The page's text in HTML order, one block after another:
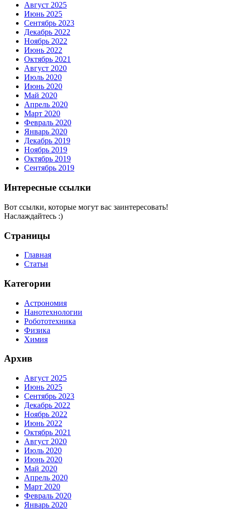
Август 2025
Июнь 2025
Сентябрь 2023
Декабрь 2022
Ноябрь 2022
Июнь 2022
Октябрь 2021
Август 2020
Июль 2020
Июнь 2020
Май 2020
Апрель 2020
Март 2020
Февраль 2020
Январь 2020
Декабрь 2019
Ноябрь 2019
Октябрь 2019
Сентябрь 2019
Интересные ссылки
Вот ссылки, которые могут вас заинтересовать!
Наслаждайтесь :)
Страницы
Главная
Статьи
Категории
Астрономия
Нанотехнологии
Робототехника
Физика
Химия
Архив
Август 2025
Июнь 2025
Сентябрь 2023
Декабрь 2022
Ноябрь 2022
Июнь 2022
Октябрь 2021
Август 2020
Июль 2020
Июнь 2020
Май 2020
Апрель 2020
Март 2020
Февраль 2020
Январь 2020